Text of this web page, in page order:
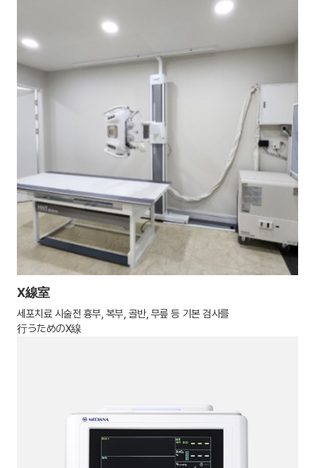
X線室
세포치료 시술전 흉부, 복부, 골반, 무릎 등 기본 검사를
行うためのX線